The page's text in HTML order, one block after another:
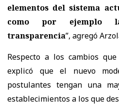
elementos del sistema
como por ejemplo
transparencia”, agregó
Respecto a los cambios
explicó que el nuevo
postulantes tengan una
establecimientos a los que